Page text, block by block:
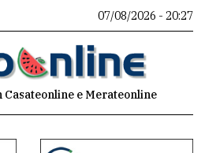
07/08/2026 - 20:27
Casateonline e Merateonline